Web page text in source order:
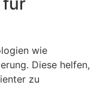
wie
Diese helfen,
zu